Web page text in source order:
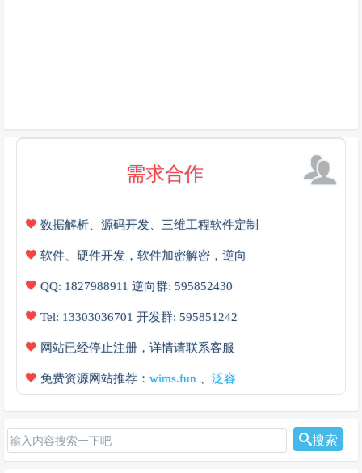
需求合作
数据解析、源码开发、三维工程软件定制
软件、硬件开发，软件加密解密，逆向
QQ: 1827988911 逆向群: 595852430
Tel: 13303036701 开发群: 595851242
网站已经停止注册，详情请联系客服
免费资源网站推荐： wims.fun 泛容
搜索